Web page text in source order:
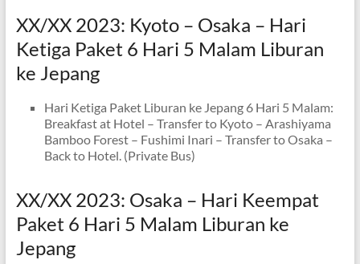
XX/XX 2023: Kyoto – Osaka – Hari
Ketiga Paket 6 Hari 5 Malam Liburan
ke Jepang
Hari Ketiga Paket Liburan ke Jepang 6 Hari 5 Malam:
Breakfast at Hotel – Transfer to Kyoto – Arashiyama
Bamboo Forest – Fushimi Inari – Transfer to Osaka –
Back to Hotel. (Private Bus)
XX/XX 2023: Osaka – Hari Keempat
Paket 6 Hari 5 Malam Liburan ke
Jepang